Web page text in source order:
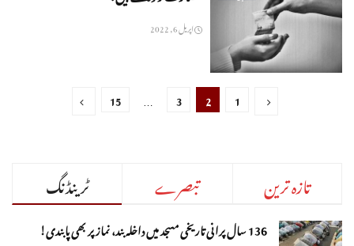
اپریل 6, 2022
1
2
3
…
15
ٹرینڈنگ تبصرے تازہ ترین
136 سال پرانی تاریخی مسجد میں داخلہ بند، نماز پر بھی پابندی!